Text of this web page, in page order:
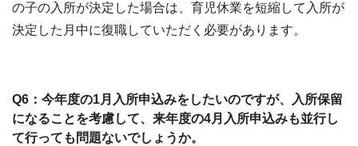
の子の入所が決定した場合は、育児休業を短縮して入所が
決定した月中に復職していただく必要があります。
Q6：今年度の1月入所申込みをしたいのですが、入所保留
になることを考慮して、来年度の4月入所申込みも並行し
て行っても問題ないでしょうか。